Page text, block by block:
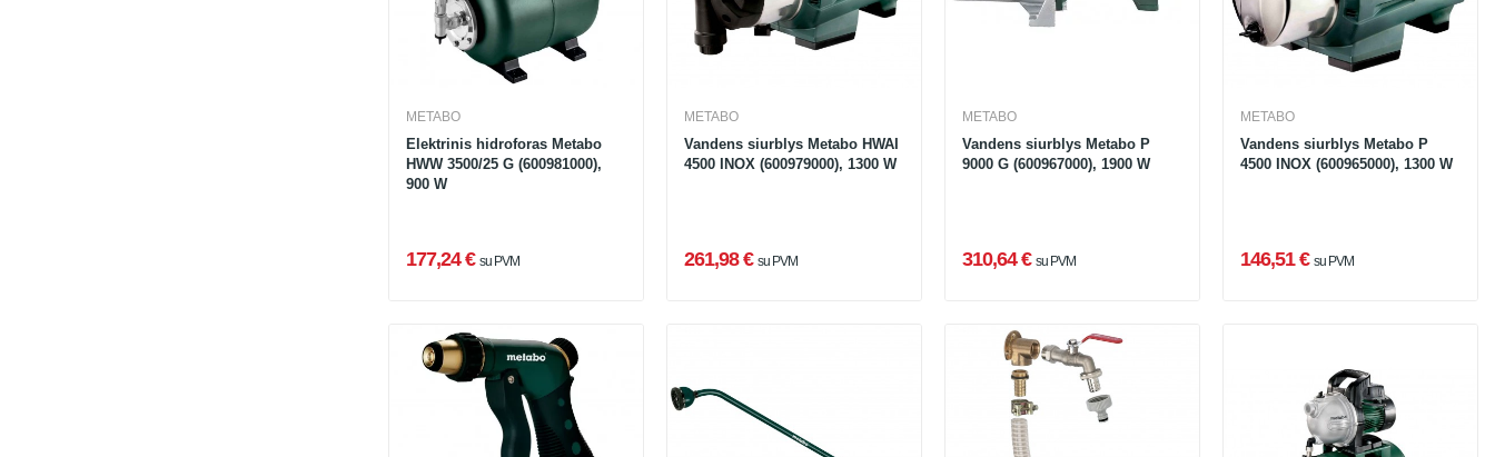
METABO
Elektrinis hidroforas Metabo
HWW 3500/25 G (600981000),
900 W
177,24 € su PVM
METABO
Vandens siurblys Metabo HWAI
4500 INOX (600979000), 1300 W
261,98 € su PVM
METABO
Vandens siurblys Metabo P
9000 G (600967000), 1900 W
310,64 € su PVM
METABO
Vandens siurblys Metabo P
4500 INOX (600965000), 1300 W
146,51 € su PVM